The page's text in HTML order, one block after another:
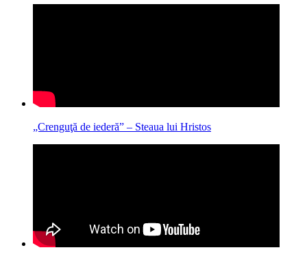
„Crenguţă de iederă” – Steaua lui Hristos